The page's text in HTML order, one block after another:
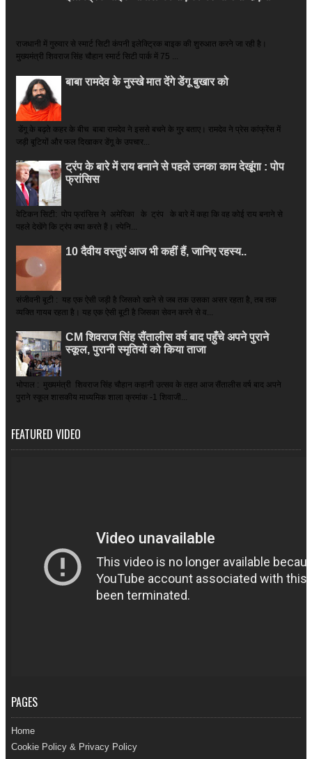
राजधानी में गुरुवार से स्मार्ट सिटी कंपनी इलेक्ट्रिक बाइक की शुरुआत करने जा रही है।
मुख्यमंत्री शिवराज सिंह चौहान स्मार्ट सिटी पार्क में 75 ...
बाबा रामदेव के नुस्खे मात देंगे डेंगू बुखार को
डेंगू के बढ़ते कहर के बीच बाबा रामदेव ने इससे बचने के गुर बताए। रामदेव ने प्रेस कांफ्रेंस में
जड़ी बूटियों और फल दिखाकर डेंगू के उपचार...
ट्रंप के बारे में राय बनाने से पहले उनका काम देखूंगा : पोप
फ्रांसिस
वेटिकन सिटी: पोप फ्रांसिस ने अमेरिका के ट्रंप के बारे में कहा कि वह कोई राय बनाने से
पहले देखेंगे कि ट्रंप क्या करते हैं। स्पेनि...
10 दैवीय वस्तुएं आज भी कहीं हैं, जानिए रहस्य..
संजीवनी बूटी : यह एक ऐसी जड़ी है जिसको खाने से जब तक उसका असर रहता है, तब तक
व्यक्ति गायब रहता है। यह एक ऐसी बूटी है जिसका सेवन करने से व...
CM शिवराज सिंह सैंतालीस वर्ष बाद पहुँचे अपने पुराने
स्कूल, पुरानी स्मृतियों को किया ताजा
भोपाल : मुख्यमंत्री शिवराज सिंह चौहान कहानी उत्सव के तहत आज सैंतालीस वर्ष बाद अपने
पुराने स्कूल शासकीय माध्यमिक शाला क्रमांक -1 शिवाजी...
FEATURED VIDEO
PAGES
Home
Cookie Policy & Privacy Policy